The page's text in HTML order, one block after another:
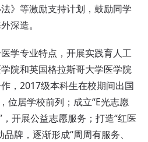
》等激励支持计划，鼓励同学
外深造。
专业特点，开展实践育人工
院和英国格拉斯哥大学医学院
，2017级本科生在校期间出国
位居学校前列；成立“E光志愿
，开展公益志愿服务；打造“红医
牌，逐渐形成“周周有服务、